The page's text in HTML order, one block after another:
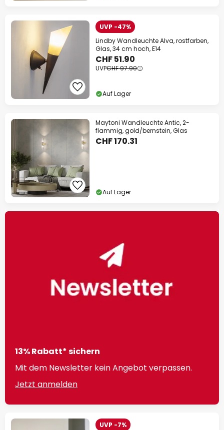
UVP -47%
Lindby Wandleuchte Alva, rostfarben,
Glas, 34 cm hoch, E14
CHF 51.90
UVPCHF 97.90
Auf Lager
Maytoni Wandleuchte Antic, 2-
flammig, gold/bernstein, Glas
CHF 170.31
Auf Lager
13% Rabatt* sichern
Mit dem Newsletter kein Angebot verpassen.
Jetzt anmelden
UVP -7%